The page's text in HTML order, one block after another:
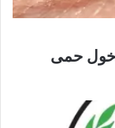
دخول حمى